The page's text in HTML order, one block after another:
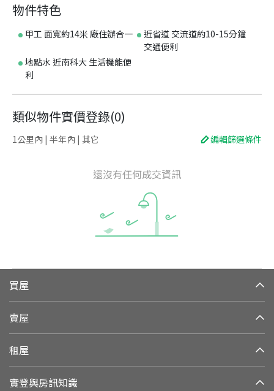
物件特色
甲工 面寬約14米 廠住辦合一
近省道 交流道約10-15分鐘
交通便利
地點水 近南科大 生活機能便
利
類似物件實價登錄(0)
1公里內 | 半年內 | 其它 編輯篩選條件
還沒有任何成交資訊
買屋
賣屋
租屋
實登與房訊知識